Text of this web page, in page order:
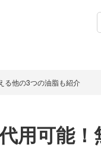
る他の3つの油脂も紹介
用可能！